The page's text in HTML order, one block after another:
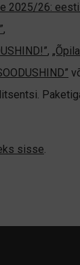
2025/26:
,
,
litsentsi.
sisse.